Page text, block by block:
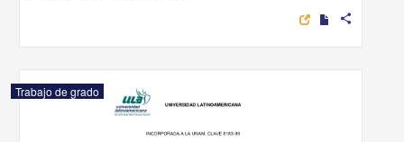
share
Trabajo de grado